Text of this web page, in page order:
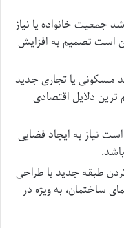
جمعیت خانواده یا نیاز
است تصمیم به افزایش
مسکونی یا تجاری جدید
ترین دلایل اقتصادی
نیاز به ایجاد فضایی
طبقه جدید با طراحی
ساختمان، به ویژه در